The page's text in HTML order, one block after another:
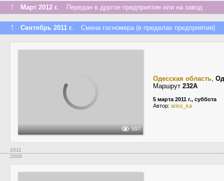
↑ Март 2012 г. Передан в другое предприятие или на завод
↑ Сентябрь 2011 г. Смена госномера (в пределах предприятия)
597
Одесская область,
Маршрут 232А
5 марта 2011 г., суббота
Автор: ariss_ka
2011
2009